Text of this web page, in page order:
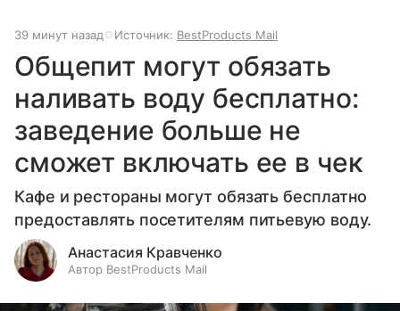
39 минут назад Источник: BestProducts Mail
Общепит могут обязать
наливать воду бесплатно:
заведение больше не
сможет включать ее в чек
Кафе и рестораны могут обязать бесплатно
предоставлять посетителям питьевую воду.
Анастасия Кравченко
Автор BestProducts Mail